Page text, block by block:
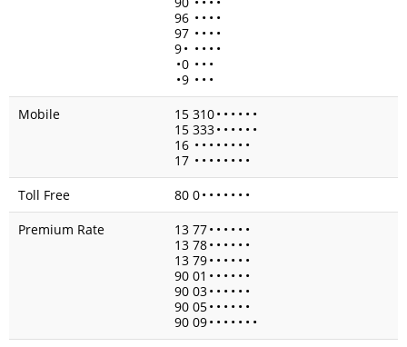
96 • • • •
97 • • • •
9• • • • •
•0 • • •
•9 • • •
Mobile
15 310• • • • • •
15 333• • • • • •
16 • • • • • • • •
17 • • • • • • • •
Toll Free
80 0• • • • • • •
Premium Rate
13 77• • • • • •
13 78• • • • • •
13 79• • • • • •
90 01 • • • • • •
90 03• • • • • •
90 05• • • • • •
90 09• • • • • • •